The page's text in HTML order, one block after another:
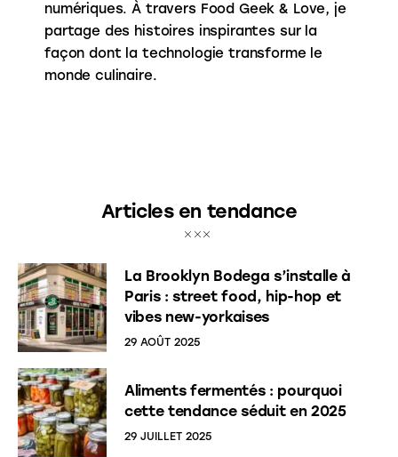
numériques. À travers Food Geek & Love, je
partage des histoires inspirantes sur la
façon dont la technologie transforme le
monde culinaire.
Articles en tendance
La Brooklyn Bodega s’installe à
Paris : street food, hip-hop et
vibes new-yorkaises
29 AOÛT 2025
Aliments fermentés : pourquoi
cette tendance séduit en 2025
29 JUILLET 2025